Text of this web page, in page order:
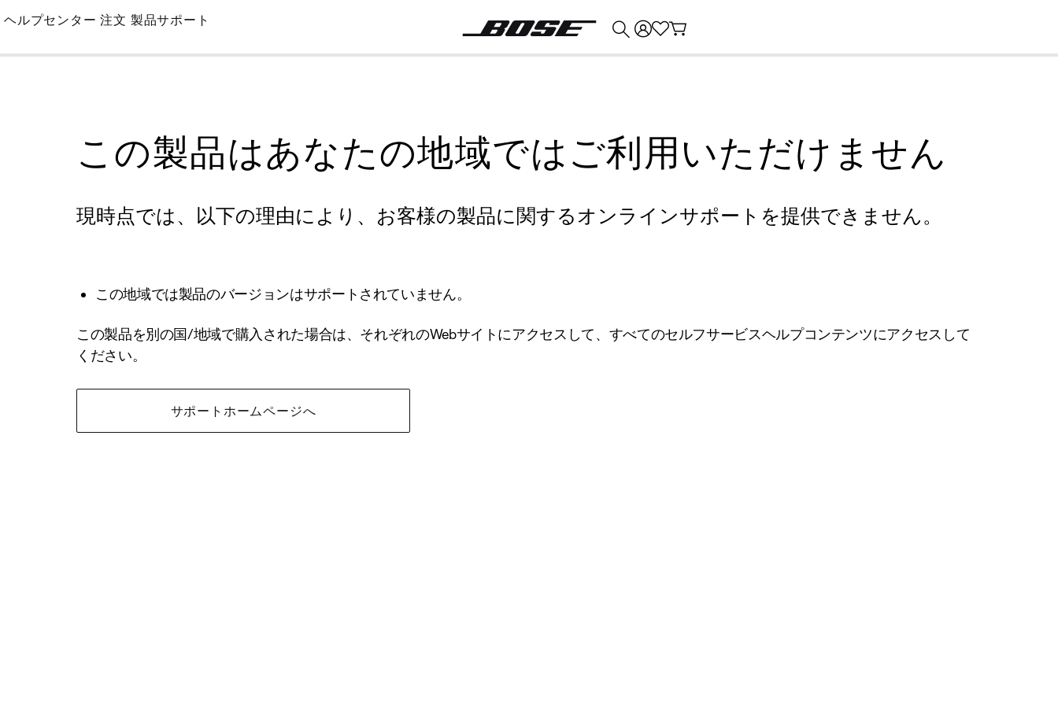
Skip
Main
ヘルプセンター 注文 製品サポート
この製品はあなたの地域ではご利用いただけません
現時点では、以下の理由により、お客様の製品に関するオンラインサポートを提供できません。
この地域では製品のバージョンはサポートされていません。
この製品を別の国/地域で購入された場合は、それぞれのWebサイトにアクセスして、すべてのセルフサービスヘルプコンテンツにアクセスして
ください。
サポートホームページへ